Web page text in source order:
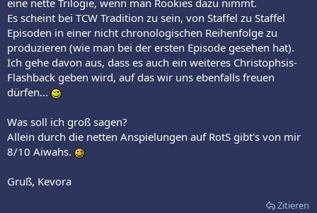
eine nette Trilogie, wenn man Rookies dazu nimmt.
Es scheint bei TCW Tradition zu sein, von Staffel zu Staffel
Episoden in einer nicht chronologischen Reihenfolge zu
produzieren (wie man bei der ersten Episode gesehen hat).
Ich gehe davon aus, dass es auch ein weiteres Christophsis-
Flashback geben wird, auf das wir uns ebenfalls freuen
dürfen...
Was soll ich groß sagen?
Allein durch die netten Anspielungen auf RotS gibt's von mir
8/10 Aiwahs.
Gruß, Kevora
Zitieren